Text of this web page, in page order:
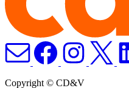
Copyright © CD&V